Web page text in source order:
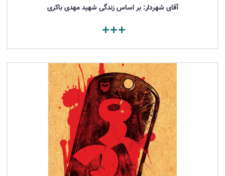
آقای شهردار: بر اساس زندگی شهید مهدی باکری
مشاهده کتاب